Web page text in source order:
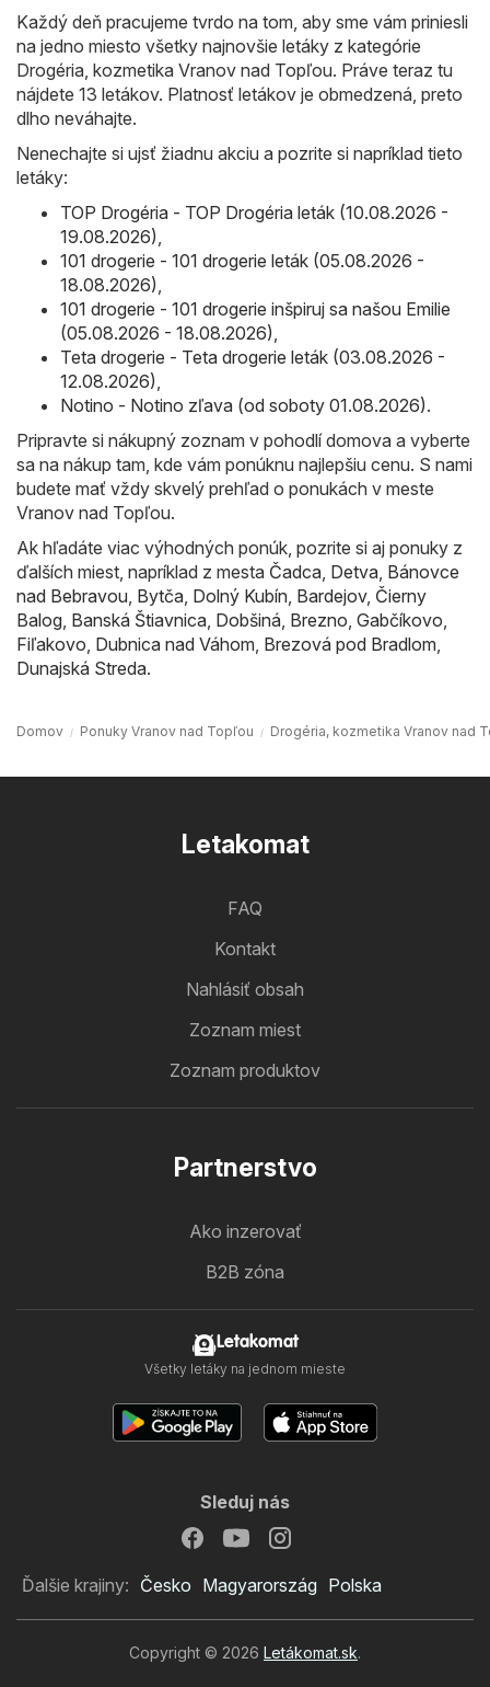
Každý deň pracujeme tvrdo na tom, aby sme vám priniesli
na jedno miesto všetky najnovšie letáky z kategórie
Drogéria, kozmetika Vranov nad Topľou. Práve teraz tu
nájdete 13 letákov. Platnosť letákov je obmedzená, preto
dlho neváhajte.
Nenechajte si ujsť žiadnu akciu a pozrite si napríklad tieto
letáky:
TOP Drogéria - TOP Drogéria leták (10.08.2026 -
19.08.2026),
101 drogerie - 101 drogerie leták (05.08.2026 -
18.08.2026),
101 drogerie - 101 drogerie inšpiruj sa našou Emilie
(05.08.2026 - 18.08.2026),
Teta drogerie - Teta drogerie leták (03.08.2026 -
12.08.2026),
Notino - Notino zľava (od soboty 01.08.2026).
Pripravte si nákupný zoznam v pohodlí domova a vyberte
sa na nákup tam, kde vám ponúknu najlepšiu cenu. S nami
budete mať vždy skvelý prehľad o ponukách v meste
Vranov nad Topľou.
Ak hľadáte viac výhodných ponúk, pozrite si aj ponuky z
ďalších miest, napríklad z mesta Čadca, Detva, Bánovce
nad Bebravou, Bytča, Dolný Kubín, Bardejov, Čierny
Balog, Banská Štiavnica, Dobšiná, Brezno, Gabčíkovo,
Fiľakovo, Dubnica nad Váhom, Brezová pod Bradlom,
Dunajská Streda.
Domov Ponuky Vranov nad Topľou Drogéria, kozmetika Vranov nad
Letakomat
FAQ
Kontakt
Nahlásiť obsah
Zoznam miest
Zoznam produktov
Partnerstvo
Ako inzerovať
B2B zóna
Letakomat
Všetky letáky na jednom mieste
Sleduj nás
Ďalšie krajiny: Česko Magyarország Polska
Copyright © 2026 Letákomat.sk.